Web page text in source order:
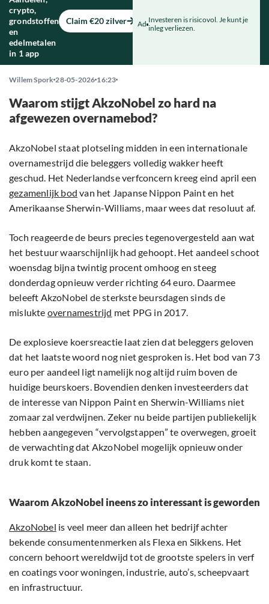
crypto,
grondstoffen
en
edelmetalen
in 1 app
Claim €20 zilver Ad Investeren is risicovol. Je kunt je
inleg verliezen.
Willem Spork 28-05-2026 16:23
Waarom stijgt AkzoNobel zo hard na
afgewezen overnamebod?
AkzoNobel staat plotseling midden in een internationale
overnamestrijd die beleggers volledig wakker heeft
geschud. Het Nederlandse verfconcern kreeg eind april een
gezamenlijk bod van het Japanse Nippon Paint en het
Amerikaanse Sherwin-Williams, maar wees dat resoluut af.
Toch reageerde de beurs precies tegenovergesteld aan wat
het bestuur waarschijnlijk had gehoopt. Het aandeel schoot
woensdag bijna twintig procent omhoog en steeg
donderdag opnieuw verder richting 64 euro. Daarmee
beleeft AkzoNobel de sterkste beursdagen sinds de
mislukte overnamestrijd met PPG in 2017.
De explosieve koersreactie laat zien dat beleggers geloven
dat het laatste woord nog niet gesproken is. Het bod van 73
euro per aandeel ligt namelijk nog altijd ruim boven de
huidige beurskoers. Bovendien denken investeerders dat
de interesse van Nippon Paint en Sherwin-Williams niet
zomaar zal verdwijnen. Zeker nu beide partijen publiekelijk
hebben aangegeven “vervolgstappen” te overwegen, groeit
de verwachting dat AkzoNobel mogelijk opnieuw onder
druk komt te staan.
Waarom AkzoNobel ineens zo interessant is geworden
AkzoNobel is veel meer dan alleen het bedrijf achter
bekende consumentenmerken als Flexa en Sikkens. Het
concern behoort wereldwijd tot de grootste spelers in verf
en coatings voor woningen, industrie, auto’s, scheepvaart
en infrastructuur.